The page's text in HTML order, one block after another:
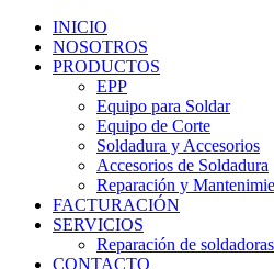
INICIO
NOSOTROS
PRODUCTOS
EPP
Equipo para Soldar
Equipo de Corte
Soldadura y Accesorios
Accesorios de Soldadura
Reparación y
FACTURACIÓN
SERVICIOS
Reparación de
CONTACTO